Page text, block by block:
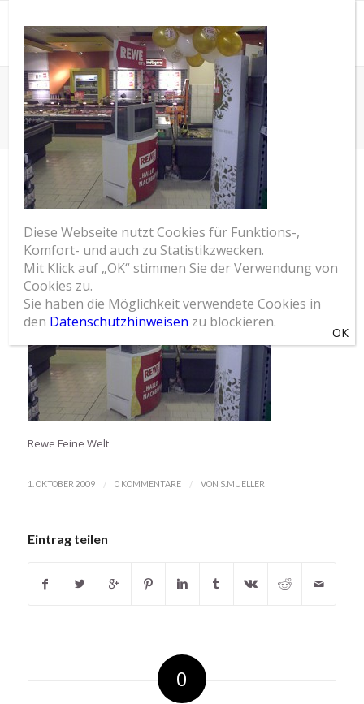
SOM Blog
Du bist hier: Startseite /
Rewe Feine Welt begleitet von interaktiver POS Installation
Rewe_Feine_Welt
REWE_FEINE_WELT
Rewe Feine Welt
1. OKTOBER 2009 / 0 KOMMENTARE / VON S.MUELLER
Eintrag teilen
0
Diese Webseite nutzt Cookies für Funktions-,
Komfort- und auch zu Statistikzwecken.
Mit Klick auf „OK“ stimmen Sie der Verwendung von
Cookies zu.
Sie haben die Möglichkeit verwendete Cookies in
den Datenschutzhinweisen zu blockieren.